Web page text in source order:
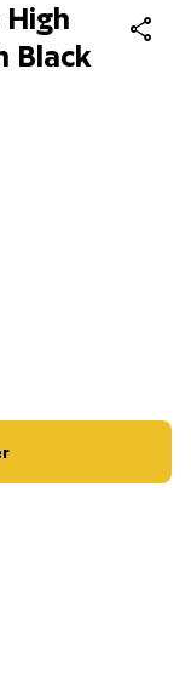
Black
share
pour